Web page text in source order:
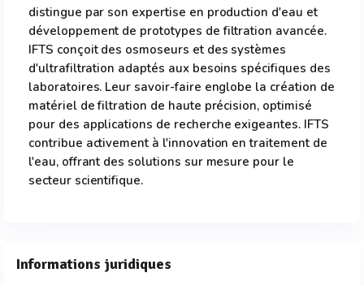
distingue par son expertise en production d'eau et
développement de prototypes de filtration avancée.
IFTS conçoit des osmoseurs et des systèmes
d'ultrafiltration adaptés aux besoins spécifiques des
laboratoires. Leur savoir-faire englobe la création de
matériel de filtration de haute précision, optimisé
pour des applications de recherche exigeantes. IFTS
contribue activement à l'innovation en traitement de
l'eau, offrant des solutions sur mesure pour le
secteur scientifique.
Informations juridiques